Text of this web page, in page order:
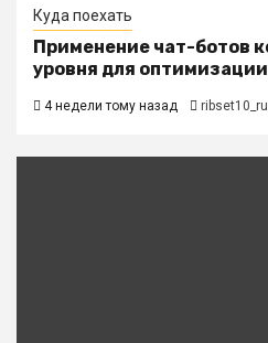
Куда поехать
Применение чат-ботов
уровня для
4 недели тому назад ribset10_ru